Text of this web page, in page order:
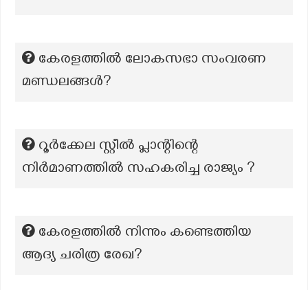
കേരളത്തിൽ ലോകസഭാ സംവരണ
മണ്ഡലങ്ങൾ?
റൂർക്കേല സ്റ്റീൽ പ്ലാന്റിന്റെ
നിർമാണത്തിൽ സഹകരിച്ച രാജ്യം ?
കേരളത്തിൽ നിന്നും കണ്ടെത്തിയ
ആദ്യ ചരിത്ര രേഖ?